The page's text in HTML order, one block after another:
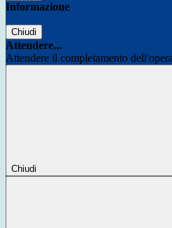
Informazione
Chiudi
Attendere...
Attendere il completamento
Chiudi